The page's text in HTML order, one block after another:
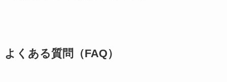
よくある質問（FAQ）